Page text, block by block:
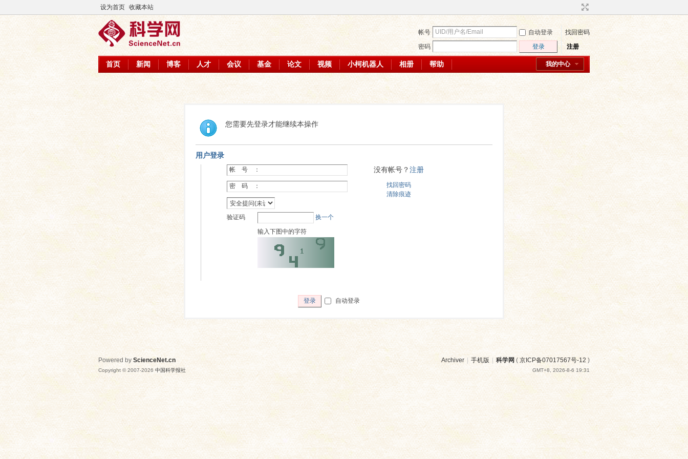
设为首页 收藏本站
帐号 自动登录
找回密码
密码
登录 注册
我的中心
首页 新闻 博客 人才 会议 基金 论文 视频 小柯机器人 相册 帮助
您需要先登录才能继续本操作
用户登录
帐 号 ：
密 码 ：
验证码
换一个
输入下图中的字符
没有帐号？注册
找回密码
清除痕迹
登录 自动登录
Archiver | 手机版 | 科学网 ( 京ICP备07017567号-12 )
GMT+8, 2026-8-6 19:31
Powered by ScienceNet.cn
Copyright © 2007-2026 中国科学报社